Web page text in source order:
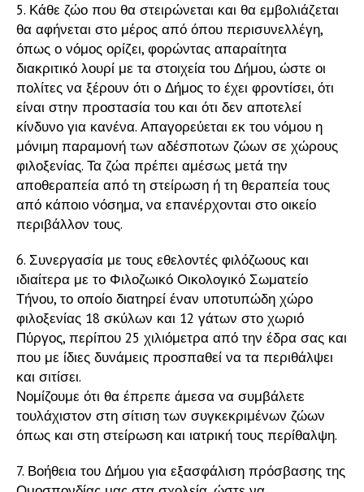
5. Κάθε ζώο που θα στειρώνεται και θα εμβολιάζεται
θα αφήνεται στο μέρος από όπου περισυνελλέγη,
όπως ο νόμος ορίζει, φορώντας απαραίτητα
διακριτικό λουρί με τα στοιχεία του Δήμου, ώστε οι
πολίτες να ξέρουν ότι ο Δήμος το έχει φροντίσει, ότι
είναι στην προστασία του και ότι δεν αποτελεί
κίνδυνο για κανένα. Απαγορεύεται εκ του νόμου η
μόνιμη παραμονή των αδέσποτων ζώων σε χώρους
φιλοξενίας. Τα ζώα πρέπει αμέσως μετά την
αποθεραπεία από τη στείρωση ή τη θεραπεία τους
από κάποιο νόσημα, να επανέρχονται στο οικείο
περιβάλλον τους.
6. Συνεργασία με τους εθελοντές φιλόζωους και
ιδιαίτερα με το Φιλοζωικό Οικολογικό Σωματείο
Τήνου, το οποίο διατηρεί έναν υποτυπώδη χώρο
φιλοξενίας 18 σκύλων και 12 γάτων στο χωριό
Πύργος, περίπου 25 χιλιόμετρα από την έδρα σας και
που με ίδιες δυνάμεις προσπαθεί να τα περιθάλψει
και σιτίσει.
Νομίζουμε ότι θα έπρεπε άμεσα να συμβάλετε
τουλάχιστον στη σίτιση των συγκεκριμένων ζώων
όπως και στη στείρωση και ιατρική τους περίθαλψη.
7. Βοήθεια του Δήμου για εξασφάλιση πρόσβασης της